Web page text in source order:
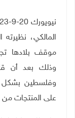
المالكي،
موقف بلادها
وذلك بعد أن
وفلسطين بشكل
على المنتجات من